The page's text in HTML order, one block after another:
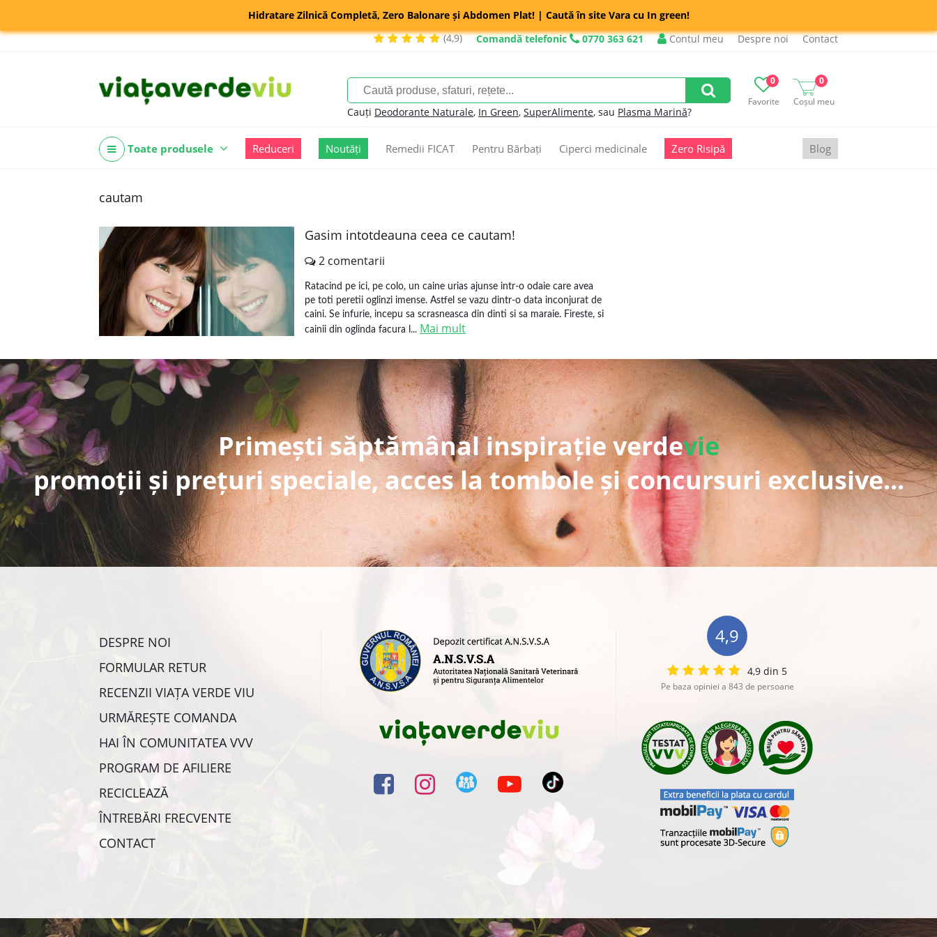
Hidratare Zilnică Completă, Zero Balonare și Abdomen Plat! | Caută în site Vara cu In green!
(4,9)
Comandă telefonic 0770 363 621 Contul meu Despre noi Contact
Favorite
0
Coșul meu
0
Cauți Deodorante Naturale, In Green, SuperAlimente, sau Plasma Marină?
Toate produsele Reduceri Noutăți Remedii FICAT Pentru Bărbați Ciperci medicinale Zero Risipă Blog
cautam
Gasim intotdeauna ceea ce cautam!
2 comentarii
Ratacind pe ici, pe colo, un caine urias ajunse intr-o odaie care avea
pe toti peretii oglinzi imense. Astfel se vazu dintr-o data inconjurat de
caini. Se infurie, incepu sa scrasneasca din dinti si sa maraie. Fireste, si
cainii din oglinda facura l... Mai mult
Primești săptămânal inspirație verdevie
promoții și prețuri speciale, acces la tombole și concursuri exclusive...
DESPRE NOI
FORMULAR RETUR
RECENZII VIAȚA VERDE VIU
URMĂREȘTE COMANDA
HAI ÎN COMUNITATEA VVV
PROGRAM DE AFILIERE
RECICLEAZĂ
ÎNTREBĂRI FRECVENTE
CONTACT
4,9
4,9 din 5
Pe baza opiniei a 843 de persoane